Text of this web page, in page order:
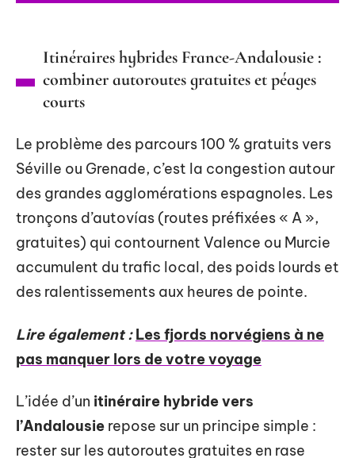
Itinéraires hybrides France-Andalousie :
combiner autoroutes gratuites et péages
courts
Le problème des parcours 100 % gratuits vers
Séville ou Grenade, c’est la congestion autour
des grandes agglomérations espagnoles. Les
tronçons d’autovías (routes préfixées « A »,
gratuites) qui contournent Valence ou Murcie
accumulent du trafic local, des poids lourds et
des ralentissements aux heures de pointe.
Lire également : Les fjords norvégiens à ne
pas manquer lors de votre voyage
L’idée d’un itinéraire hybride vers
l’Andalousie repose sur un principe simple :
rester sur les autoroutes gratuites en rase